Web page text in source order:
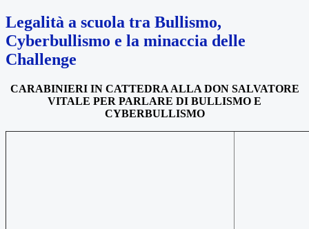
Legalità a scuola tra Bullismo,
Cyberbullismo e la minaccia delle
Challenge
CARABINIERI IN CATTEDRA ALLA DON SALVATORE
VITALE PER PARLARE DI BULLISMO E
CYBERBULLISMO